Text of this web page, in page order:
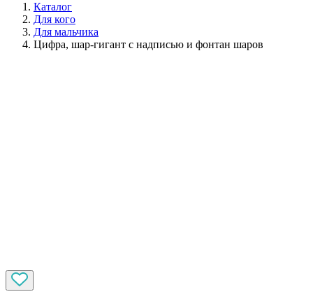
Каталог
Для кого
Для мальчика
Цифра, шар-гигант с надписью и фонтан шаров